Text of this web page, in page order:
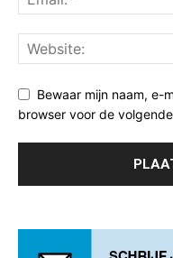
Bewaar mijn naam, e-
browser voor de